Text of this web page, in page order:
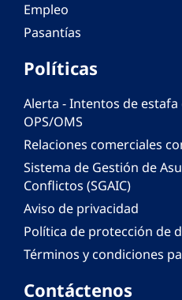
Empleo
Pasantías
Políticas
Alerta - Intentos de
OPS/OMS
Relaciones comerciales
Sistema de Gestión de
Conflictos (SGAIC)
Aviso de privacidad
Política de protección de
Términos y condiciones
Contáctenos